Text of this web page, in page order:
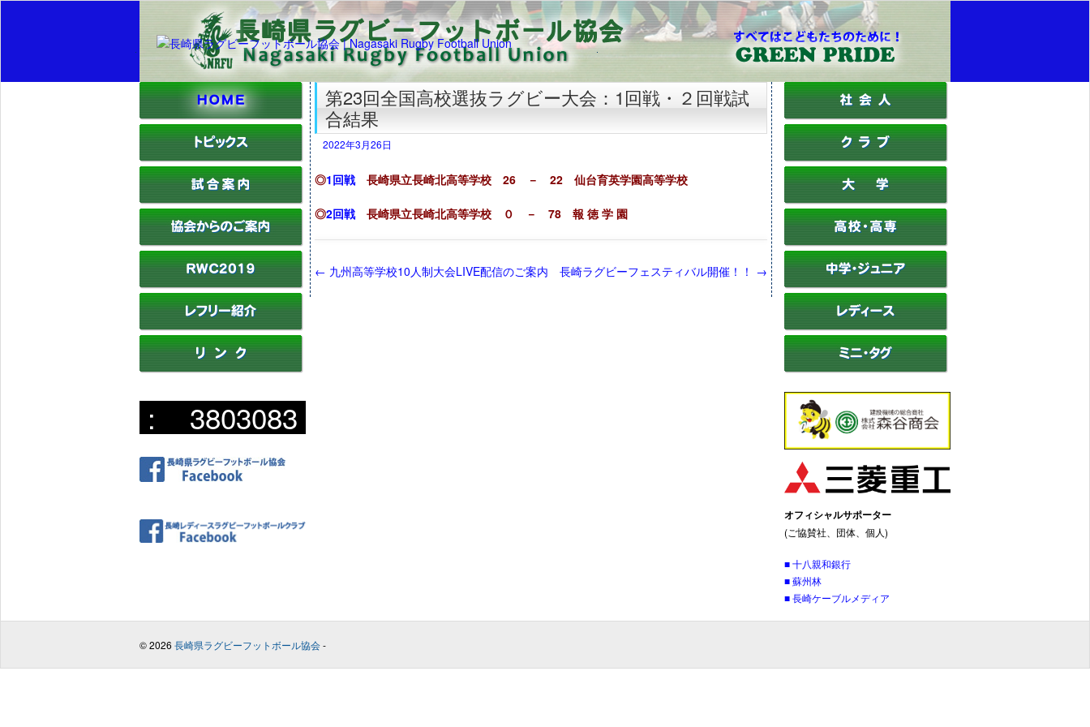
3803083
:
第23回全国高校選抜ラグビー大会：1回戦・２回戦試
合結果
2022年3月26日
◎1回戦 長崎県立長崎北高等学校 26 － 22 仙台育英学園高等学校
◎2回戦 長崎県立長崎北高等学校 ０ － 78 報 徳 学 園
← 九州高等学校10人制大会LIVE配信のご案内 長崎ラグビーフェスティバル開催！！ →
オフィシャルサポーター
(ご協賛社、団体、個人)
■ 十八親和銀行
■ 蘇州林
■ 長崎ケーブルメディア
© 2026 長崎県ラグビーフットボール協会-